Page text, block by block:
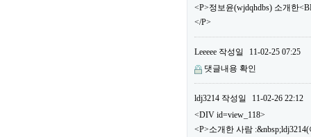
<P>정보윤(wjdqhdbs) 소개한
</P>
Leeeee 작성일
11-02-25 07:25
댓글내용 확인
ldj3214 작성일
11-02-26 22:12
<DIV id=view_118>
<P>소개한 사람